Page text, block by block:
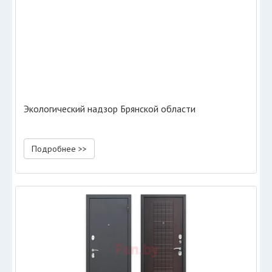
Экологический надзор Брянской области
Подробнее >>